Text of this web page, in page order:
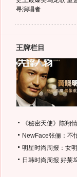
寻演唱者
王牌栏目
《秘密天使》陈翔
NewFace张俪：不
明星时尚周报：女
日韩时尚周报 好莱